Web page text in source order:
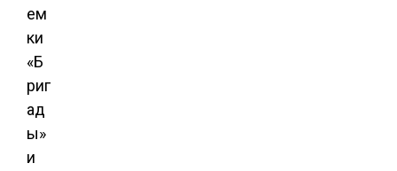
ем
ки
«Б
риг
ад
ы»
и